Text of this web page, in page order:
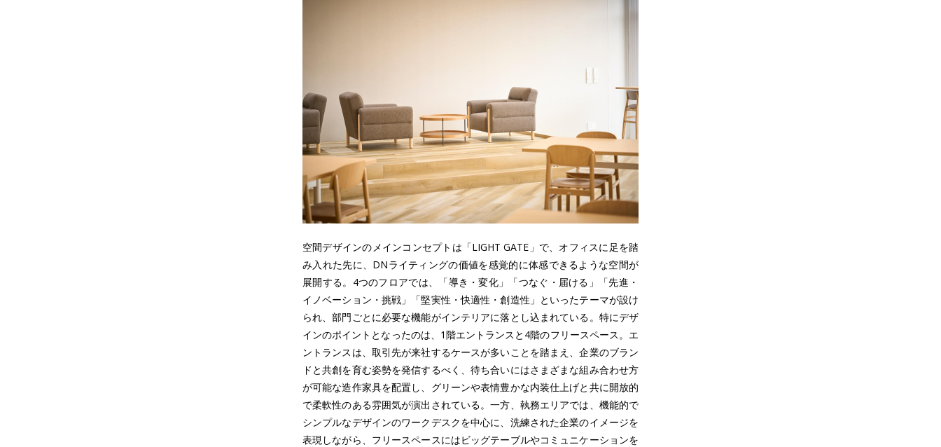
空間デザインのメインコンセプトは「LIGHT GATE」で、オフィスに足を踏
み入れた先に、DNライティングの価値を感覚的に体感できるような空間が
展開する。4つのフロアでは、「導き・変化」「つなぐ・届ける」「先進・
イノベーション・挑戦」「堅実性・快適性・創造性」といったテーマが設け
られ、部門ごとに必要な機能がインテリアに落とし込まれている。特にデザ
インのポイントとなったのは、1階エントランスと4階のフリースペース。エ
ントランスは、取引先が来社するケースが多いことを踏まえ、企業のブラン
ドと共創を育む姿勢を発信するべく、待ち合いにはさまざまな組み合わせ方
が可能な造作家具を配置し、グリーンや表情豊かな内装仕上げと共に開放的
で柔軟性のある雰囲気が演出されている。一方、執務エリアでは、機能的で
シンプルなデザインのワークデスクを中心に、洗練された企業のイメージを
表現しながら、フリースペースにはビッグテーブルやコミュニケーションを